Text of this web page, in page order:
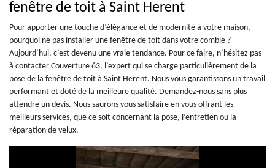
fenêtre de toit à Saint Herent
Pour apporter une touche d’élégance et de modernité à votre maison,
pourquoi ne pas installer une fenêtre de toit dans votre comble ?
Aujourd’hui, c’est devenu une vraie tendance. Pour ce faire, n’hésitez pas
à contacter Couverture 63, l’expert qui se charge particulièrement de la
pose de la fenêtre de toit à Saint Herent. Nous vous garantissons un travail
performant et doté de la meilleure qualité. Demandez-nous sans plus
attendre un devis. Nous saurons vous satisfaire en vous offrant les
meilleurs services, que ce soit concernant la pose, l’entretien ou la
réparation de velux.